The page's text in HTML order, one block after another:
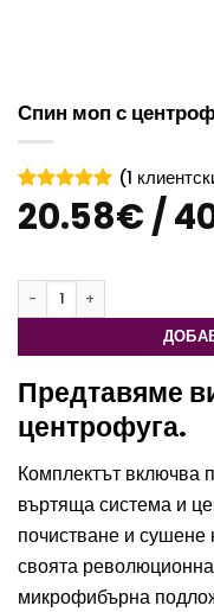
Спин моп с
Оценен 5
от 5,
1
потребителски
оценки
(1
20.58€/
количество за Спин моп с
Предтавяме
центрофуга.
Комплектът включва
въртяща система и
почистване и
своята
микрофибърна